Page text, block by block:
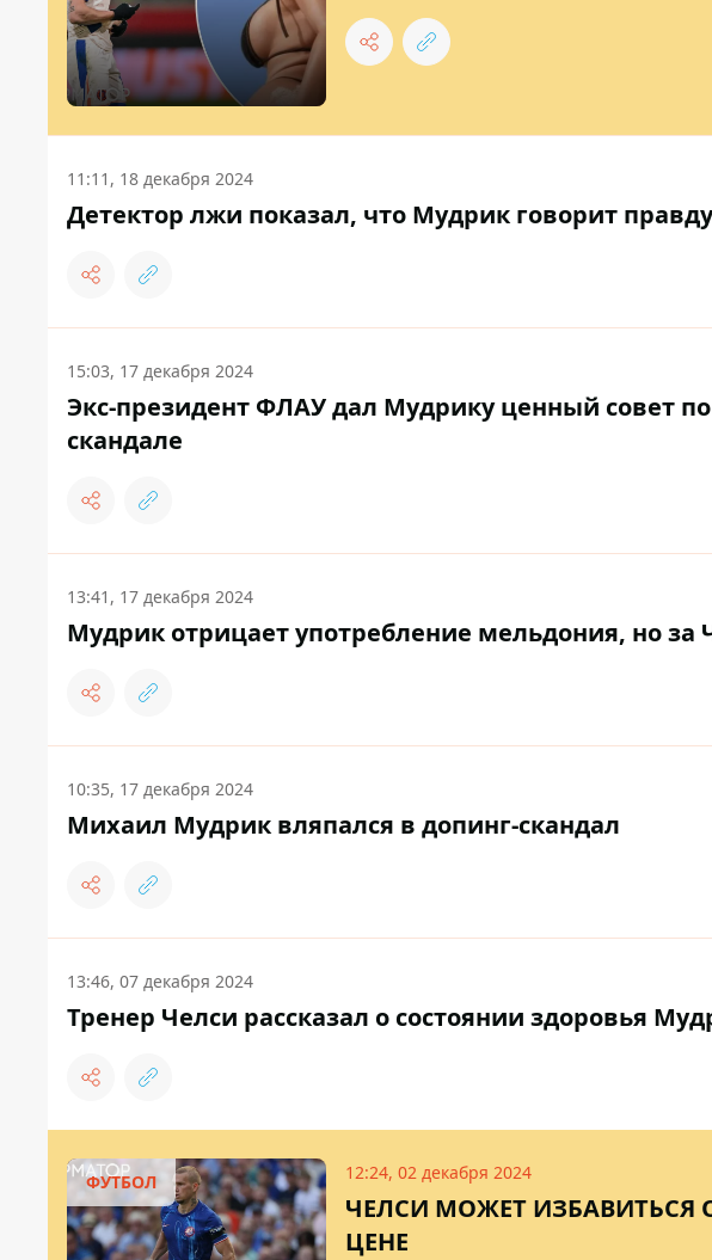
11:11, 18 декабря 2024
Детектор лжи показал, что Мудрик говорит
15:03, 17 декабря 2024
Экс-президент ФЛАУ дал Мудрику ценный совет
скандале
13:41, 17 декабря 2024
Мудрик отрицает употребление мельдония, но за
10:35, 17 декабря 2024
Михаил Мудрик вляпался в допинг-скандал
13:46, 07 декабря 2024
Тренер Челси рассказал о состоянии здоровья
ФУТБОЛ 12:24, 02 декабря 2024
ЧЕЛСИ МОЖЕТ
ЦЕНЕ